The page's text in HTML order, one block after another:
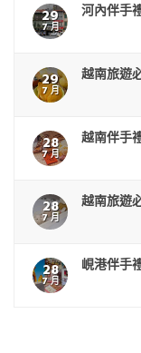
29
7 月
河內伴手
29
7 月
越南旅遊
28
7 月
越南伴手
28
7 月
越南旅遊
28
7 月
峴港伴手